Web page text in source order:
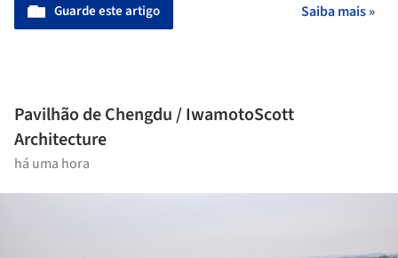
Guarde este artigo Saiba mais »
Pavilhão de Chengdu / IwamotoScott
Architecture
há uma hora